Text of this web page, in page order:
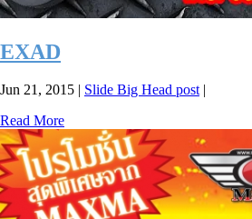
EXAD
Jun 21, 2015 Slide Big Head post|
Read More